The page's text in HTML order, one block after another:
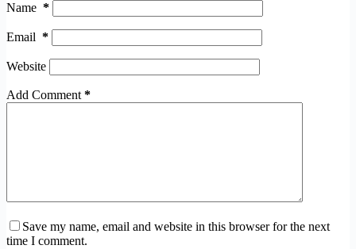
Name *
Email *
Website
Add Comment *
Save my name, email and website in this browser for the next
time I comment.